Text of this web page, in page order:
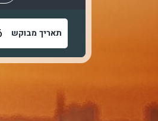
תאריך מבוקש